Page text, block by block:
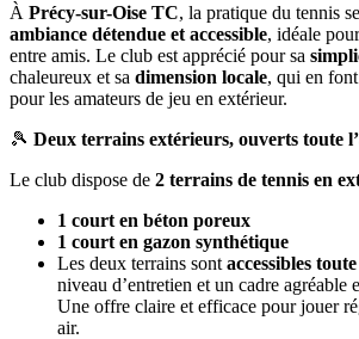
À Précy-sur-Oise TC, la pratique du tennis
ambiance détendue et accessible, idéale
entre amis. Le club est apprécié pour sa
chaleureux et sa dimension locale, qui en
pour les amateurs de jeu en extérieur.
🎾 Deux terrains extérieurs, ouverts toute
Le club dispose de 2 terrains de tennis en
1 court en béton poreux
1 court en gazon synthétique
Les deux terrains sont accessibles
niveau d’entretien et un cadre agréable
Une offre claire et efficace pour jouer
air.